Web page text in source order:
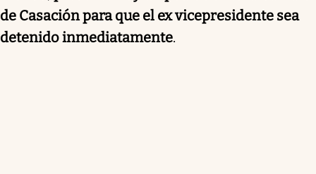
de Casación para que el ex vicepresidente sea
detenido inmediatamente.